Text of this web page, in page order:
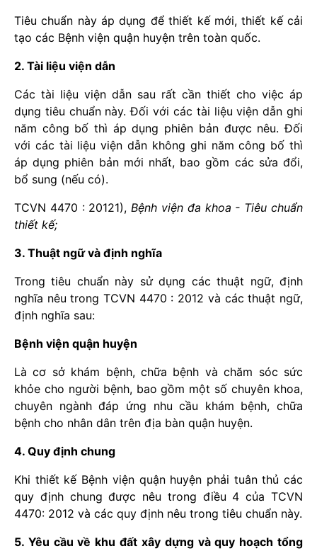
Tiêu chuẩn này áp dụng để thiết kế mới, thiết kế cải
tạo các Bệnh viện quận huyện trên toàn quốc.
2. Tài liệu viện dẫn
Các tài liệu viện dẫn sau rất cần thiết cho việc áp
dụng tiêu chuẩn này. Đối với các tài liệu viện dẫn ghi
năm công bố thì áp dụng phiên bản được nêu. Đối
với các tài liệu viện dẫn không ghi năm công bố thì
áp dụng phiên bản mới nhất, bao gồm các sửa đổi,
bổ sung (nếu có).
TCVN 4470 : 20121),Bệnh viện đa khoa - Tiêu chuẩn
thiết kế;
3. Thuật ngữ và định nghĩa
Trong tiêu chuẩn này sử dụng các thuật ngữ, định
nghĩa nêu trong TCVN 4470 : 2012 và các thuật ngữ,
định nghĩa sau:
Bệnh viện quận huyện
Là cơ sở khám bệnh, chữa bệnh và chăm sóc sức
khỏe cho người bệnh, bao gồm một số chuyên khoa,
chuyên ngành đáp ứng nhu cầu khám bệnh, chữa
bệnh cho nhân dân trên địa bàn quận huyện.
4. Quy định chung
Khi thiết kế Bệnh viện quận huyện phải tuân thủ các
quy định chung được nêu trong điều 4 của TCVN
4470: 2012 và các quy định nêu trong tiêu chuẩn này.
5. Yêu cầu về khu đất xây dựng và quy hoạch tổng